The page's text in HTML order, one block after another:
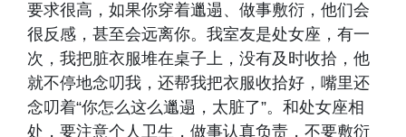
要求很高，如果你穿着邋遢、做事敷衍，他们会
很反感，甚至会远离你。我室友是处女座，有一
次，我把脏衣服堆在桌子上，没有及时收拾，他
就不停地念叨我，还帮我把衣服收拾好，嘴里还
念叨着“你怎么这么邋遢，太脏了”。和处女座相
处，要注意个人卫生，做事认真负责，不要敷衍